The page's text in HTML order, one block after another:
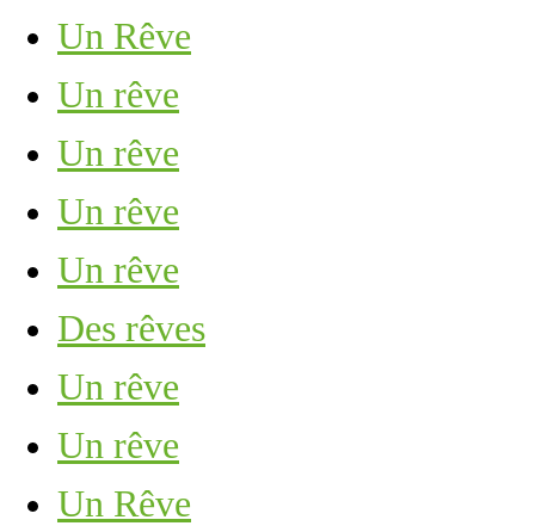
Un Rêve
Un rêve
Un rêve
Un rêve
Un rêve
Des rêves
Un rêve
Un rêve
Un Rêve